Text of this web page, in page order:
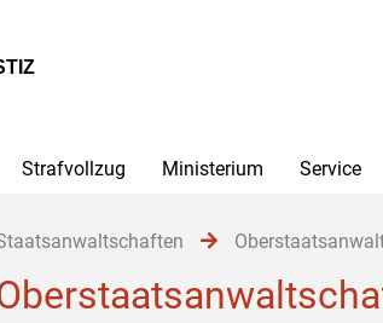
Strafvollzug Ministerium Service